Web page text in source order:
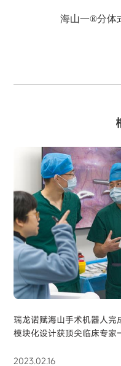
海山一®分体
瑞龙诺赋海山手术机器人
模块化设计获顶尖临床专家
2023.02.16